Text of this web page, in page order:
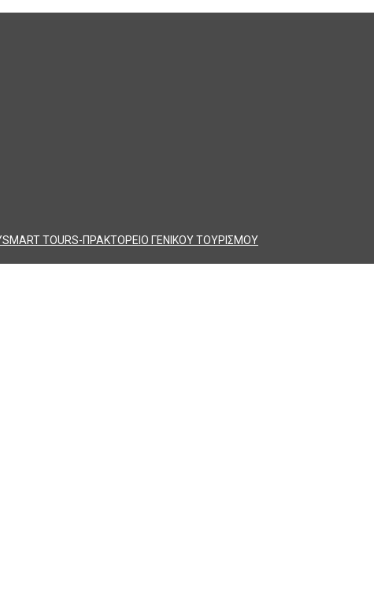
SMART TOURS-ΠΡΑΚΤΟΡΕΙΟ ΓΕΝΙΚΟΥ ΤΟΥΡΙΣΜΟΥ